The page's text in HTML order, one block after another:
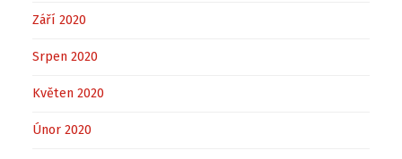
Září 2020
Srpen 2020
Květen 2020
Únor 2020